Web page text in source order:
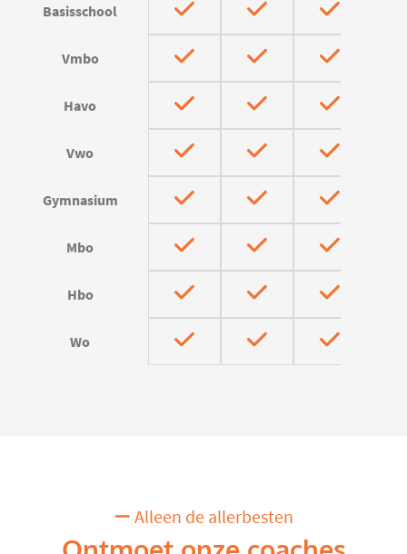
Basisschool
Vmbo
Havo
Vwo
Gymnasium
Mbo
Hbo
Wo
Alleen de allerbesten